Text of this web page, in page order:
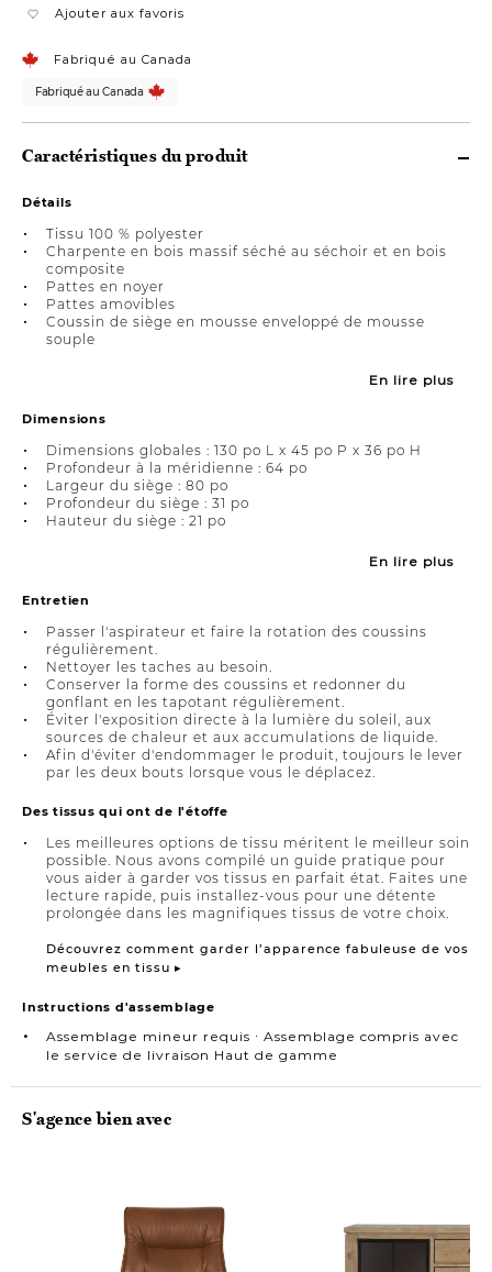
Ajouter aux favoris
Fabriqué au Canada
Fabriqué au Canada
Caractéristiques du produit
Détails
Tissu 100 % polyester
Charpente en bois massif séché au séchoir et en bois
composite
Pattes en noyer
Pattes amovibles
Coussin de siège en mousse enveloppé de mousse
souple
En lire plus
Dimensions
Dimensions globales : 130 po L x 45 po P x 36 po H
Profondeur à la méridienne : 64 po
Largeur du siège : 80 po
Profondeur du siège : 31 po
Hauteur du siège : 21 po
En lire plus
Entretien
Passer l'aspirateur et faire la rotation des coussins
régulièrement.
Nettoyer les taches au besoin.
Conserver la forme des coussins et redonner du
gonflant en les tapotant régulièrement.
Éviter l'exposition directe à la lumière du soleil, aux
sources de chaleur et aux accumulations de liquide.
Afin d'éviter d'endommager le produit, toujours le lever
par les deux bouts lorsque vous le déplacez.
Des tissus qui ont de l'étoffe
Les meilleures options de tissu méritent le meilleur soin
possible. Nous avons compilé un guide pratique pour
vous aider à garder vos tissus en parfait état. Faites une
lecture rapide, puis installez-vous pour une détente
prolongée dans les magnifiques tissus de votre choix.
Découvrez comment garder l’apparence fabuleuse de vos
meubles en tissu ▸
Instructions d'assemblage
Assemblage mineur requis ∙ Assemblage compris avec
le service de livraison Haut de gamme
S'agence bien avec